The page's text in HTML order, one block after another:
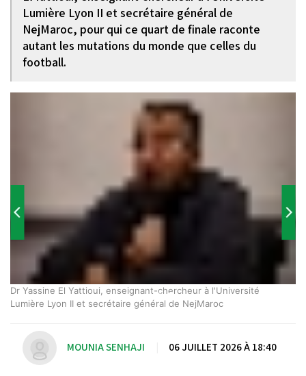
Lumière Lyon II et secrétaire général de
NejMaroc, pour qui ce quart de finale raconte
autant les mutations du monde que celles du
football.
Dr Yassine El Yattioui, enseignant-chercheur à l'Université
Lumière Lyon II et secrétaire général de NejMaroc
MOUNIA SENHAJI 06 JUILLET 2026 À 18:40